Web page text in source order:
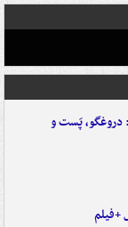
دروغگو، پَست‌ و
+فیلم